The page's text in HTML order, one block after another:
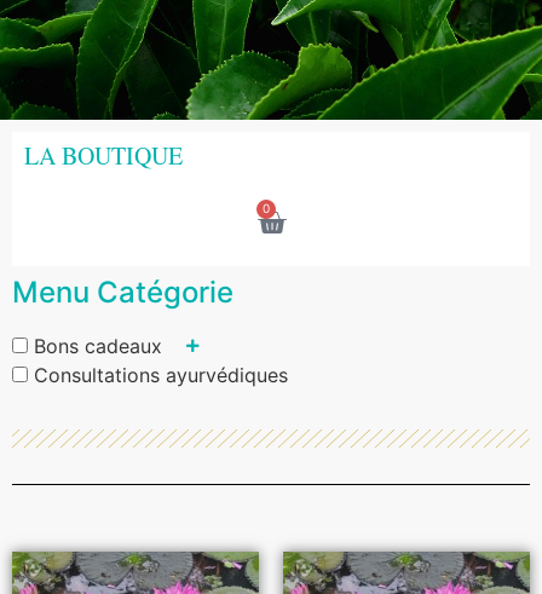
LA BOUTIQUE
0
Menu Catégorie
Bons cadeaux
Consultations ayurvédiques